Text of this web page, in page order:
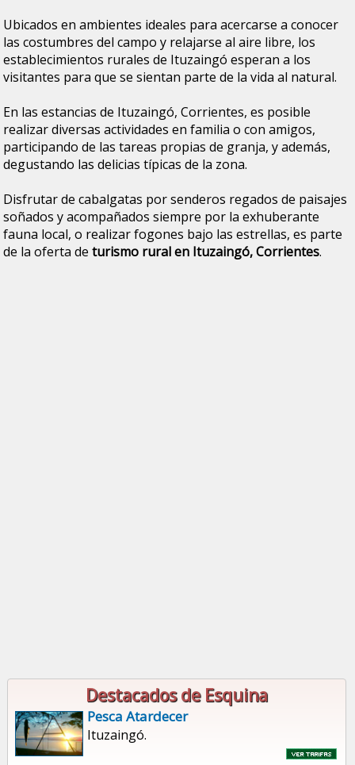
Ubicados en ambientes ideales para acercarse a conocer
las costumbres del campo y relajarse al aire libre, los
establecimientos rurales de Ituzaingó esperan a los
visitantes para que se sientan parte de la vida al natural.
En las estancias de Ituzaingó, Corrientes, es posible
realizar diversas actividades en familia o con amigos,
participando de las tareas propias de granja, y además,
degustando las delicias típicas de la zona.
Disfrutar de cabalgatas por senderos regados de paisajes
soñados y acompañados siempre por la exhuberante
fauna local, o realizar fogones bajo las estrellas, es parte
de la oferta deturismo rural en Ituzaingó, Corrientes.
Destacados de Esquina
Pesca Atardecer
Ituzaingó.